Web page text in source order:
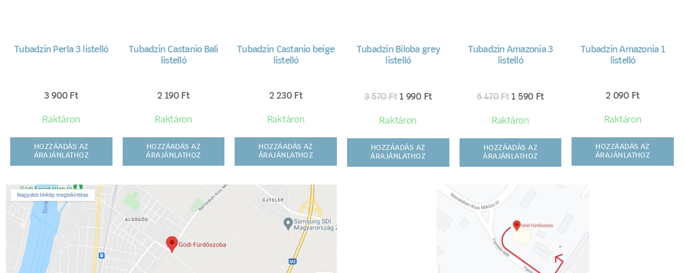
Tubadzin Perla 3 listelló
3 900 Ft
Raktáron
HOZZÁADÁS AZ
ÁRAJÁNLATHOZ
Tubadzin Castanio Bali
listelló
2 190 Ft
Raktáron
HOZZÁADÁS AZ
ÁRAJÁNLATHOZ
Tubadzin Castanio beige
listelló
2 230 Ft
Raktáron
HOZZÁADÁS AZ
ÁRAJÁNLATHOZ
Tubadzin Biloba grey
listelló
3 570Ft 1 990 Ft
Raktáron
HOZZÁADÁS AZ
ÁRAJÁNLATHOZ
Tubadzin Amazonia 3
listelló
6 470Ft 1 590 Ft
Raktáron
HOZZÁADÁS AZ
ÁRAJÁNLATHOZ
Tubadzin Amazonia 1
listelló
2 090 Ft
Raktáron
HOZZÁADÁS AZ
ÁRAJÁNLATHOZ